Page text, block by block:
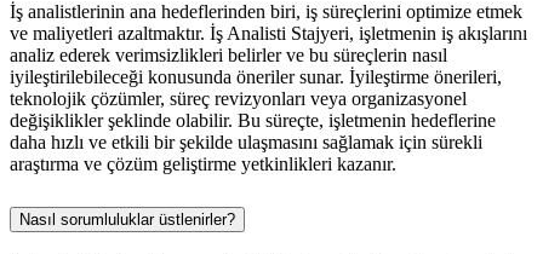
İş analistlerinin ana hedeflerinden biri, iş süreçlerini optimize etmek
ve maliyetleri azaltmaktır. İş Analisti Stajyeri, işletmenin iş akışlarını
analiz ederek verimsizlikleri belirler ve bu süreçlerin nasıl
iyileştirilebileceği konusunda öneriler sunar. İyileştirme önerileri,
teknolojik çözümler, süreç revizyonları veya organizasyonel
değişiklikler şeklinde olabilir. Bu süreçte, işletmenin hedeflerine
daha hızlı ve etkili bir şekilde ulaşmasını sağlamak için sürekli
araştırma ve çözüm geliştirme yetkinlikleri kazanır.
Nasıl sorumluluklar üstlenirler?